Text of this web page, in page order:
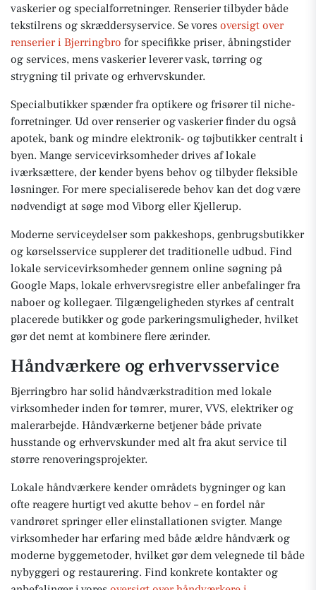
vaskerier og specialforretninger. Renserier tilbyder både
tekstilrens og skræddersyservice. Se vores oversigt over
renserier i Bjerringbro for specifikke priser, åbningstider
og services, mens vaskerier leverer vask, tørring og
strygning til private og erhvervskunder.
Specialbutikker spænder fra optikere og frisører til niche-
forretninger. Ud over renserier og vaskerier finder du også
apotek, bank og mindre elektronik- og tøjbutikker centralt i
byen. Mange servicevirksomheder drives af lokale
iværksættere, der kender byens behov og tilbyder fleksible
løsninger. For mere specialiserede behov kan det dog være
nødvendigt at søge mod Viborg eller Kjellerup.
Moderne serviceydelser som pakkeshops, genbrugsbutikker
og kørselsservice supplerer det traditionelle udbud. Find
lokale servicevirksomheder gennem online søgning på
Google Maps, lokale erhvervsregistre eller anbefalinger fra
naboer og kollegaer. Tilgængeligheden styrkes af centralt
placerede butikker og gode parkeringsmuligheder, hvilket
gør det nemt at kombinere flere ærinder.
Håndværkere og erhvervsservice
Bjerringbro har solid håndværkstradition med lokale
virksomheder inden for tømrer, murer, VVS, elektriker og
malerarbejde. Håndværkerne betjener både private
husstande og erhvervskunder med alt fra akut service til
større renoveringsprojekter.
Lokale håndværkere kender områdets bygninger og kan
ofte reagere hurtigt ved akutte behov – en fordel når
vandrøret springer eller elinstallationen svigter. Mange
virksomheder har erfaring med både ældre håndværk og
moderne byggemetoder, hvilket gør dem velegnede til både
nybyggeri og restaurering. Find konkrete kontakter og